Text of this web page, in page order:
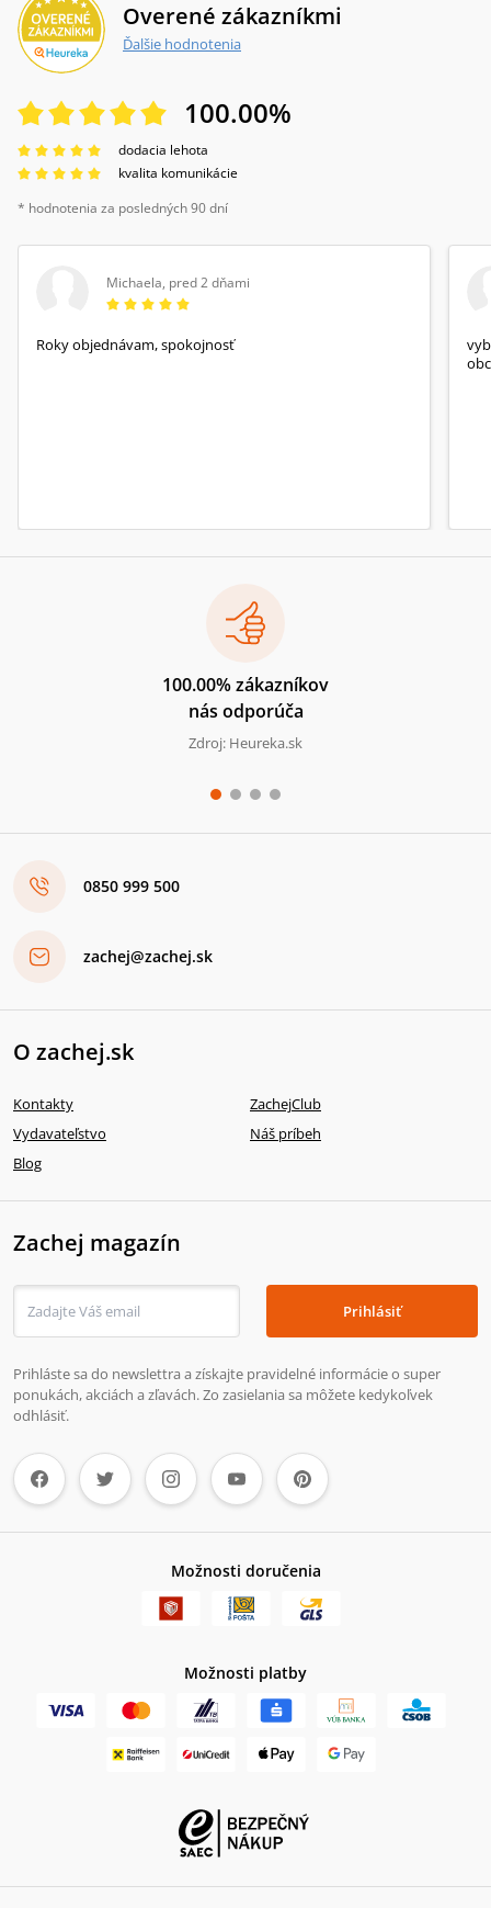
Overené zákazníkmi
Ďalšie hodnotenia
100.00%
dodacia lehota
kvalita komunikácie
* hodnotenia za posledných 90 dní
Michaela, pred 2 dňami
Roky objednávam, spokojnosť
100.00% zákazníkov
nás odporúča
Zdroj: Heureka.sk
0850 999 500
zachej@zachej.sk
O zachej.sk
Kontakty
ZachejClub
Vydavateľstvo
Náš príbeh
Blog
Zachej magazín
Prihlásiť
Prihláste sa do newslettra a získajte pravidelné informácie o super
ponukách, akciách a zľavách. Zo zasielania sa môžete kedykoľvek
odhlásiť.
Možnosti doručenia
Možnosti platby